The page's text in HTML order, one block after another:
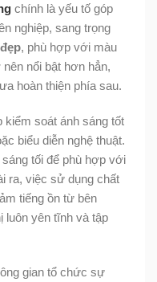
chính là yếu tố góp
nghiệp, sang trọng
, phù hợp với màu
nổi bật hơn hẳn,
hoàn thiện phía sau.
kiểm soát ánh sáng tốt
biểu diễn nghệ thuật.
tối để phù hợp với
ra, việc sử dụng chất
tiếng ồn từ bên
luôn yên tĩnh và tập
gian tổ chức sự